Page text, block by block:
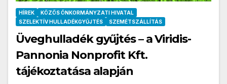
HÍREK
KÖZÖS ÖNKORMÁNYZATI HIVATAL
SZELEKTÍV HULLADÉKGYŰJTÉS
SZEMÉTSZÁLLÍTÁS
Üveghulladék gyűjtés – a Viridis-
Pannonia Nonprofit Kft.
tájékoztatása alapján